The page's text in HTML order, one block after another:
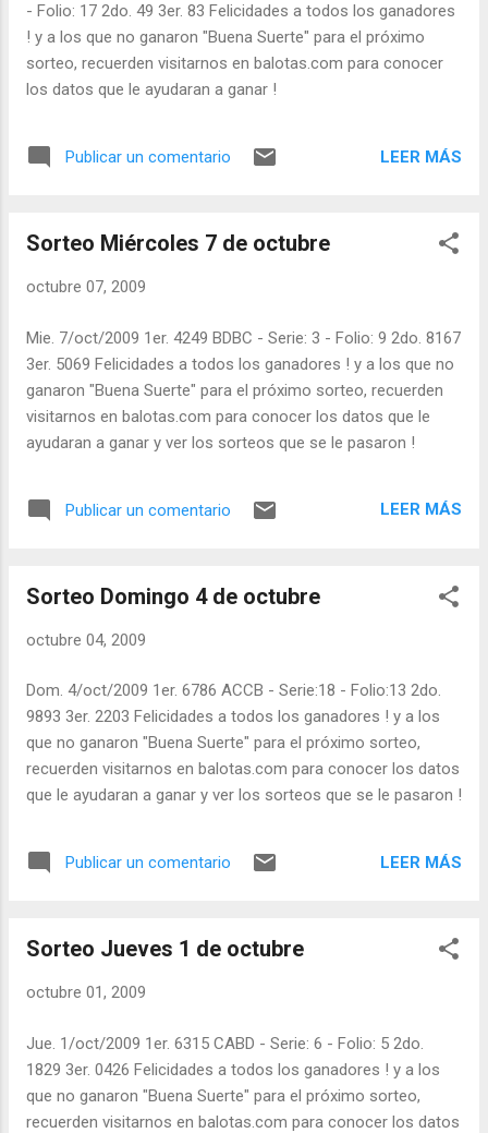
- Folio: 17 2do. 49 3er. 83 Felicidades a todos los ganadores
! y a los que no ganaron "Buena Suerte" para el próximo
sorteo, recuerden visitarnos en balotas.com para conocer
los datos que le ayudaran a ganar !
Publicar un comentario LEER MÁS
Sorteo Miércoles 7 de octubre
octubre 07, 2009
Mie. 7/oct/2009 1er. 4249 BDBC - Serie: 3 - Folio: 9 2do. 8167
3er. 5069 Felicidades a todos los ganadores ! y a los que no
ganaron "Buena Suerte" para el próximo sorteo, recuerden
visitarnos en balotas.com para conocer los datos que le
ayudaran a ganar y ver los sorteos que se le pasaron !
Publicar un comentario LEER MÁS
Sorteo Domingo 4 de octubre
octubre 04, 2009
Dom. 4/oct/2009 1er. 6786 ACCB - Serie:18 - Folio:13 2do.
9893 3er. 2203 Felicidades a todos los ganadores ! y a los
que no ganaron "Buena Suerte" para el próximo sorteo,
recuerden visitarnos en balotas.com para conocer los datos
que le ayudaran a ganar y ver los sorteos que se le pasaron !
Publicar un comentario LEER MÁS
Sorteo Jueves 1 de octubre
octubre 01, 2009
Jue. 1/oct/2009 1er. 6315 CABD - Serie: 6 - Folio: 5 2do.
1829 3er. 0426 Felicidades a todos los ganadores ! y a los
que no ganaron "Buena Suerte" para el próximo sorteo,
recuerden visitarnos en balotas.com para conocer los datos